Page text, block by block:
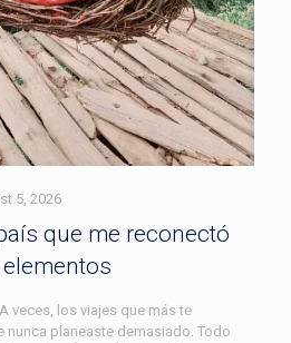
5, 2026
que me reconectó
veces, los viajes que más te
nunca planeaste demasiado. Todo